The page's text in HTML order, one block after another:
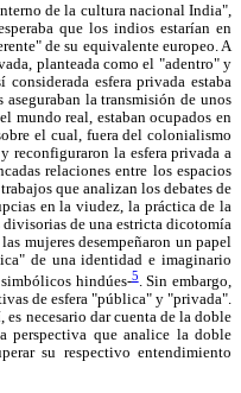
de la cultura nacional India",
que los indios estarían en
de su equivalente europeo. A
planteada como el "adentro" y
esfera privada estaba
la transmisión de unos
mundo real, estaban ocupados en
el cual, fuera del colonialismo
reconfiguraron la esfera privada a
relaciones entre los espacios
que analizan los debates de
en la viudez, la práctica de la
de una estricta dicotomía
mujeres desempeñaron un papel
de una identidad e imaginario
hindúes-5. Sin embargo,
de esfera "pública" y "privada".
necesario dar cuenta de la doble
perspectiva que analice la doble
su respectivo entendimiento